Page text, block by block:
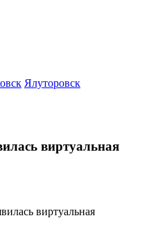
Ялуторовск
виртуальная